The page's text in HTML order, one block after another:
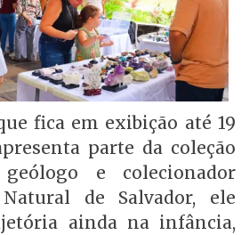
fica em exibição até 19
parte da coleção
e colecionador
de Salvador, ele
ainda na infância,